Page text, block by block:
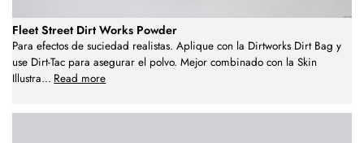
Fleet Street Dirt Works Powder
Para efectos de suciedad realistas. Aplique con la Dirtworks Dirt Bag y
use Dirt-Tac para asegurar el polvo. Mejor combinado con la Skin
Illustra... Read more